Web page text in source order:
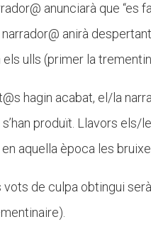
anunciarà que “es
anirà
els ulls (primer la
hagin acabat, el/la
produït. Llavors els/
aquella època les
vots de culpa obtingui